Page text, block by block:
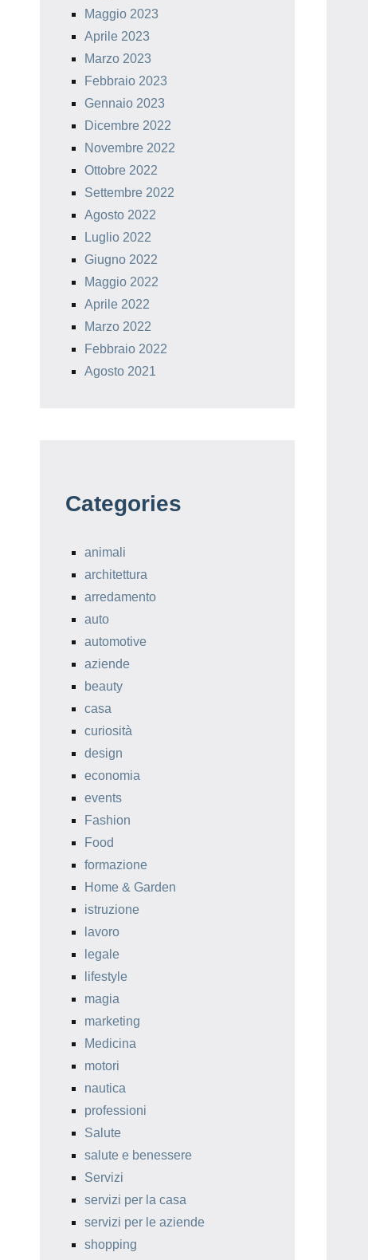
Maggio 2023
Aprile 2023
Marzo 2023
Febbraio 2023
Gennaio 2023
Dicembre 2022
Novembre 2022
Ottobre 2022
Settembre 2022
Agosto 2022
Luglio 2022
Giugno 2022
Maggio 2022
Aprile 2022
Marzo 2022
Febbraio 2022
Agosto 2021
Categories
animali
architettura
arredamento
auto
automotive
aziende
beauty
casa
curiosità
design
economia
events
Fashion
Food
formazione
Home & Garden
istruzione
lavoro
legale
lifestyle
magia
marketing
Medicina
motori
nautica
professioni
Salute
salute e benessere
Servizi
servizi per la casa
servizi per le aziende
shopping